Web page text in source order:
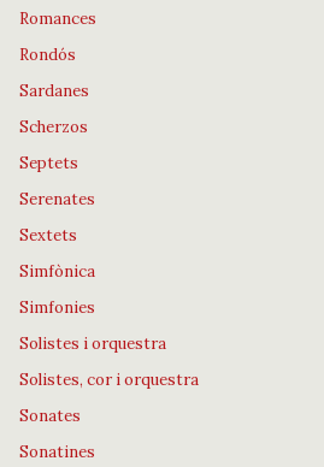
Romances
Rondós
Sardanes
Scherzos
Septets
Serenates
Sextets
Simfònica
Simfonies
Solistes i orquestra
Solistes, cor i orquestra
Sonates
Sonatines